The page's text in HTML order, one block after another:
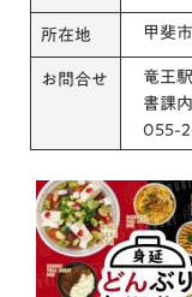
所在地 甲斐
お問合せ
竜王
書課内
055-